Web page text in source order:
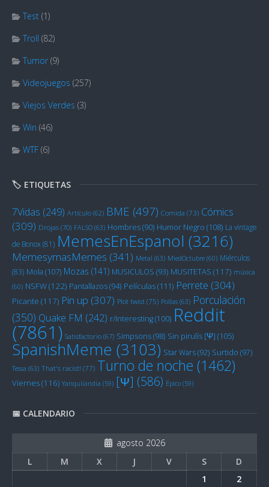
Test (1)
Troll (82)
Tumor (9)
Videojuegos (257)
Viejos Verdes (3)
Win (46)
WTF (6)
🏷️ ETIQUETAS
7Vidas (249) Artículo (62) BME (497) Comida (73) Cómics
(309) Drojas (70) FALSO (63) Hombres(90) Humor Negro (108) La vintage
de Bonox(81) MemesEnEspanol (3216)
MemesymasMemes (341) Metal (63) MiedOctubre (60) Miérculos
(83) Mola (107) Mozas (141) MUSICULOS (93) MUSITETAS (117) música
(60) NSFW(122) Pantallazos(94) Películas(111) Perrete (304)
Picante (117) Pin up (307) Plot twist (75) Pollas (63) Porculación
(350) Quake FM (242) r/Interesting(100) Reddit
(7861) Satisfactorio (67) Simpsons(98) Sin pirulís [Ψ] (105)
SpanishMeme (3103) Star Wars(92) Surtido (97)
Tessa (63) That's racist! (77) Turno de noche (1462)
Viernes(116) Yanquilandia (59) [Ψ] (586) Épico (59)
📅 CALENDARIO
agosto 2026
L
M X J V S
D
1
2